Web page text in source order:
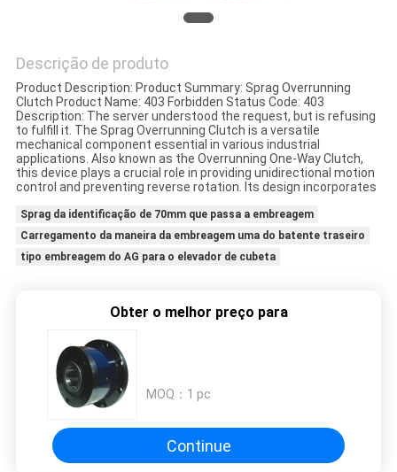
DO
SITE
PRIVACY
POLICY
Descrição de produto
Product Description: Product Summary: Sprag Overrunning
Clutch Product Name: 403 Forbidden Status Code: 403
Description: The server understood the request, but is refusing
to fulfill it. The Sprag Overrunning Clutch is a versatile
mechanical component essential in various industrial
applications. Also known as the Overrunning One-Way Clutch,
this device plays a crucial role in providing unidirectional motion
control and preventing reverse rotation. Its design incorporates
Sprag da identificação de 70mm que passa a embreagem
Carregamento da maneira da embreagem uma do batente traseiro
tipo embreagem do AG para o elevador de cubeta
Obter o melhor preço para
MOQ： 1 pc
Continue